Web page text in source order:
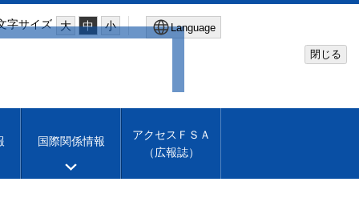
字サイズ 大 中 小 Language
Machine translation
閉じる
国際関係情報
アクセスＦＳＡ
（広報誌）